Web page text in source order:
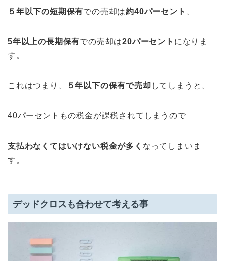
５年以下の短期保有での売却は約40パーセント
5年以上の長期保有での売却は20パーセント になりま
す。
これはつまり、 ５年以下の保有で売却 してしまうと、
40パーセントもの税金が課税されてしまうので
支払わなくてはいけない税金が多く なってしまいま
す。
デッドクロスも合わせて考える事